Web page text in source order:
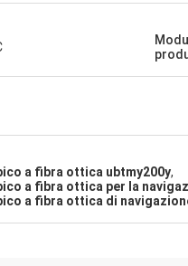
a fibra ottica ubtmy200y,
a fibra ottica per la
a fibra ottica di